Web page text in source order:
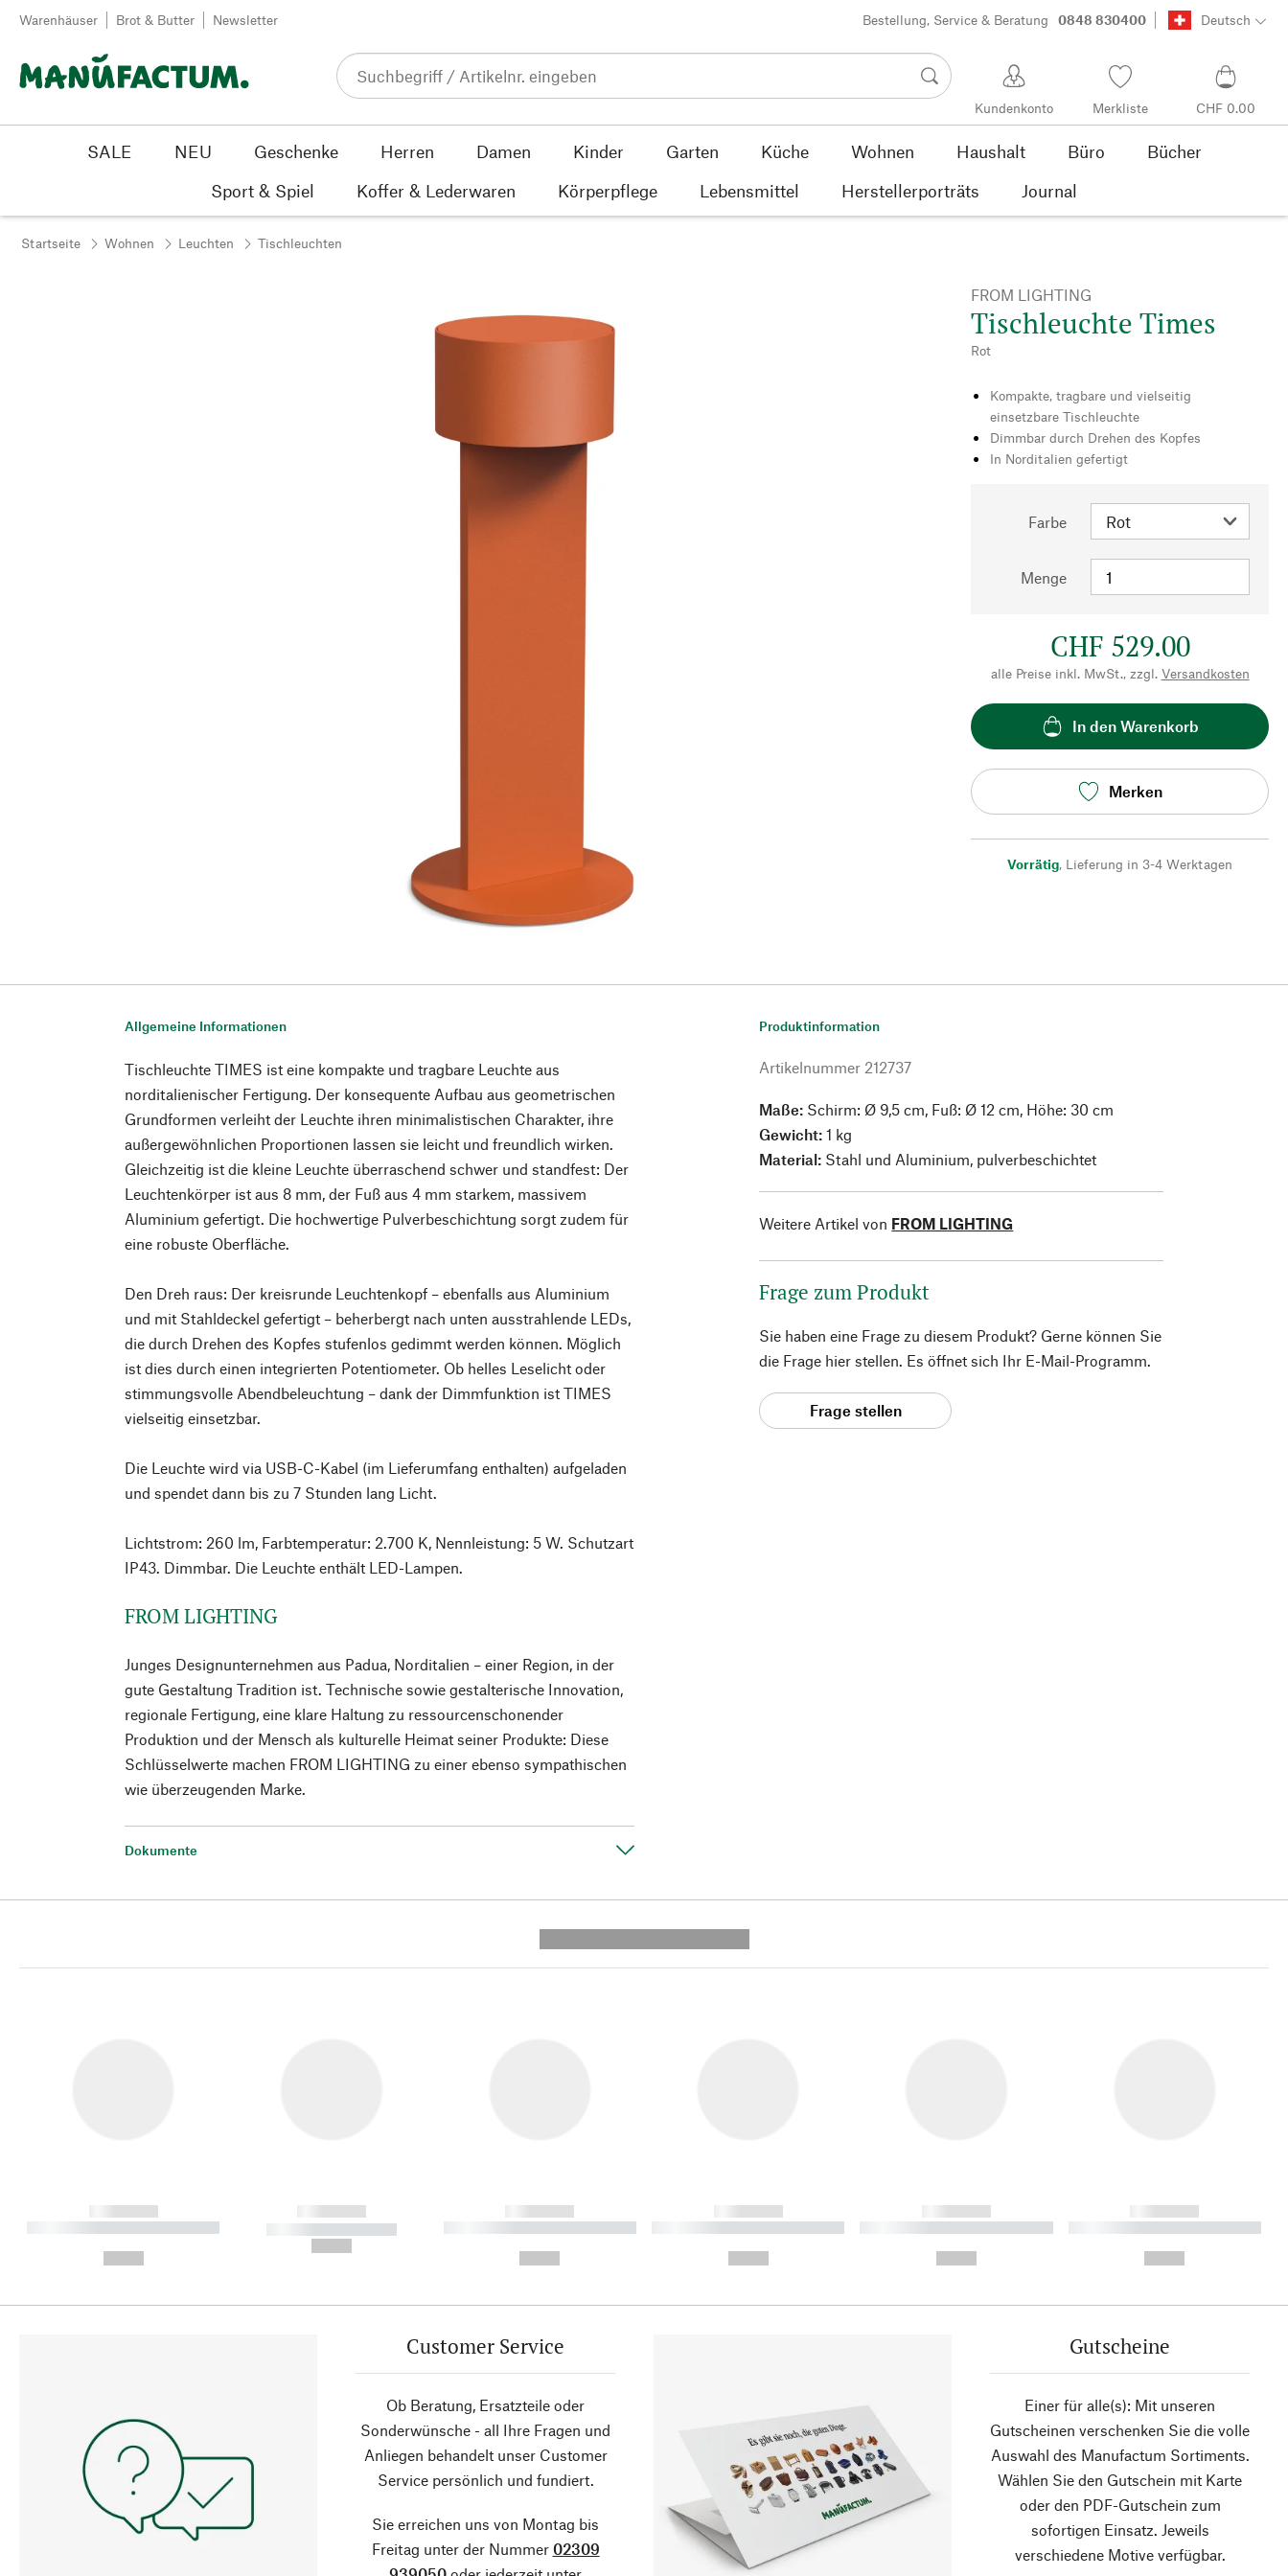
Zum Inhalt springen
Warenhäuser Brot & Butter Newsletter Bestellung, Service & Beratung 0848 830400 Deutsch
Kundenkonto Merkliste CHF 0.00
SALE NEU Geschenke Herren Damen Kinder Garten Küche Wohnen Haushalt Büro
Bücher
Sport & Spiel
Koffer & Lederwaren Körperpflege Lebensmittel Herstellerporträts Journal
Startseite Wohnen Leuchten Tischleuchten
FROM LIGHTING
Tischleuchte Times
Rot
Kompakte, tragbare und vielseitig
einsetzbare Tischleuchte
Dimmbar durch Drehen des Kopfes
In Norditalien gefertigt
Farbe
Menge
CHF 529.00
alle Preise inkl. MwSt., zzgl. Versandkosten
In den Warenkorb
Merken
Vorrätig, Lieferung in 3-4 Werktagen
Allgemeine Informationen
Tischleuchte TIMES ist eine kompakte und tragbare Leuchte aus
norditalienischer Fertigung. Der konsequente Aufbau aus geometrischen
Grundformen verleiht der Leuchte ihren minimalistischen Charakter, ihre
außergewöhnlichen Proportionen lassen sie leicht und freundlich wirken.
Gleichzeitig ist die kleine Leuchte überraschend schwer und standfest: Der
Leuchtenkörper ist aus 8 mm, der Fuß aus 4 mm starkem, massivem
Aluminium gefertigt. Die hochwertige Pulverbeschichtung sorgt zudem für
eine robuste Oberfläche.
Den Dreh raus: Der kreisrunde Leuchtenkopf – ebenfalls aus Aluminium
und mit Stahldeckel gefertigt – beherbergt nach unten ausstrahlende LEDs,
die durch Drehen des Kopfes stufenlos gedimmt werden können. Möglich
ist dies durch einen integrierten Potentiometer. Ob helles Leselicht oder
stimmungsvolle Abendbeleuchtung – dank der Dimmfunktion ist TIMES
vielseitig einsetzbar.
Die Leuchte wird via USB-C-Kabel (im Lieferumfang enthalten) aufgeladen
und spendet dann bis zu 7 Stunden lang Licht.
Lichtstrom: 260 lm, Farbtemperatur: 2.700 K, Nennleistung: 5 W. Schutzart
IP43. Dimmbar. Die Leuchte enthält LED-Lampen.
FROM LIGHTING
Junges Designunternehmen aus Padua, Norditalien – einer Region, in der
gute Gestaltung Tradition ist. Technische sowie gestalterische Innovation,
regionale Fertigung, eine klare Haltung zu ressourcenschonender
Produktion und der Mensch als kulturelle Heimat seiner Produkte: Diese
Schlüsselwerte machen FROM LIGHTING zu einer ebenso sympathischen
wie überzeugenden Marke.
Dokumente
Produktinformation
Artikelnummer 212737
Maße: Schirm: Ø 9,5 cm, Fuß: Ø 12 cm, Höhe: 30 cm
Gewicht:1 kg
Material: Stahl und Aluminium, pulverbeschichtet
Weitere Artikel von FROM LIGHTING
Frage zum Produkt
Sie haben eine Frage zu diesem Produkt? Gerne können Sie
die Frage hier stellen. Es öffnet sich Ihr E-Mail-Programm.
Frage stellen
------------
----------- ----------- ----------
------------
----------- -----------
------------
----------- ----------- ----------
------------
----------- ----------- ----------
------------
----------- ----------- ----------
------------
----------- ----------- ----------
Customer Service
Ob Beratung, Ersatzteile oder
Sonderwünsche - all Ihre Fragen und
Anliegen behandelt unser Customer
Service persönlich und fundiert.
Sie erreichen uns von Montag bis
Freitag unter der Nummer 02309
Gutscheine
Einer für alle(s): Mit unseren
Gutscheinen verschenken Sie die volle
Auswahl des Manufactum Sortiments.
Wählen Sie den Gutschein mit Karte
oder den PDF-Gutschein zum
sofortigen Einsatz. Jeweils
verschiedene Motive verfügbar.